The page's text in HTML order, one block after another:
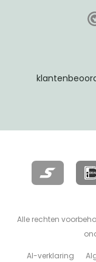
Alle rechten
AI-verklaring